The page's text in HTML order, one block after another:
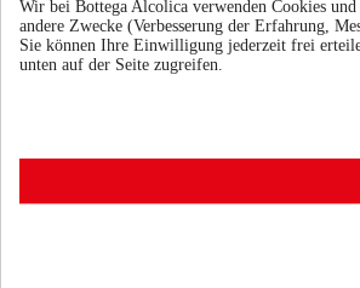
Über unsÜber uns |
Häufige FrageHäufige
Kontaktieren Sie uns
Wir bei Bottega Alcolica verwenden Cookies
andere Zwecke (Verbesserung der Erfahrung,
Sie können Ihre Einwilligung jederzeit frei
unten auf der Seite zugreifen.